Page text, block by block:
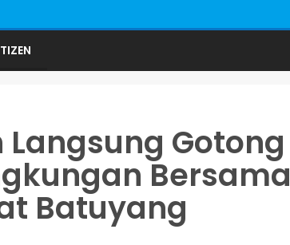
Gotong
Bersama
Batuyang